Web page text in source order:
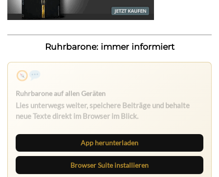
Ruhrbarone: immer informiert
Nichts mehr verpassen
Die Ruhrbarone-App bringt den Blog aufs Handy. Die
App herunterladen
Browser Suite installieren